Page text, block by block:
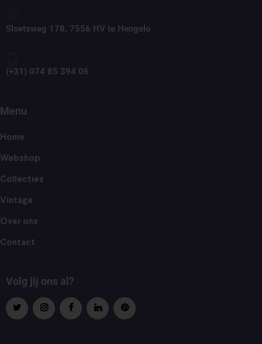
Sloetsweg 178, 7556 HV te Hengelo
(+31) 074 85 394 06
Menu
Home
Webshop
Collecties
Vintage
Over ons
Contact
Volg jij ons al?